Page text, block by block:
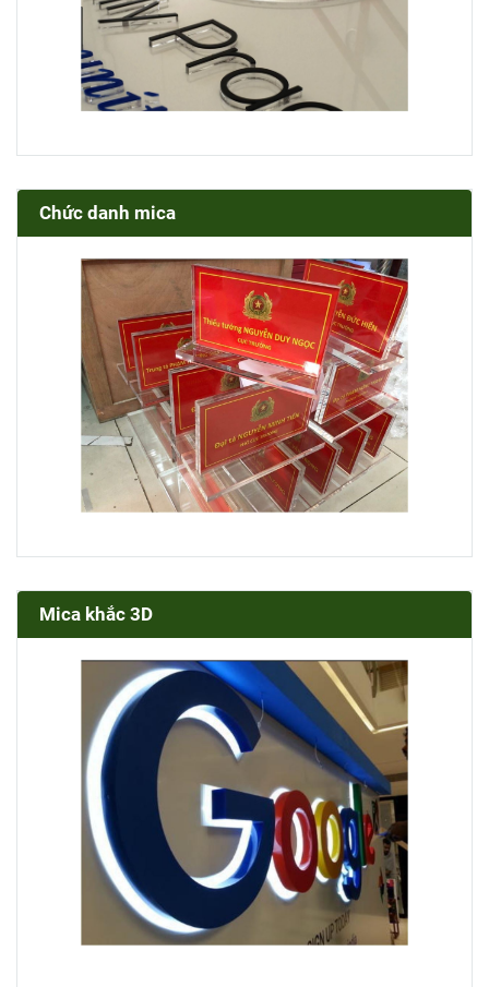
Chức danh mica
Mica khắc 3D